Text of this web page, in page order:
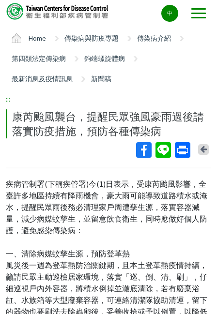
Center
block
中
Home 傳染病與防疫專題 傳染病介紹
第四類法定傳染病 鉤端螺旋體病
最新消息及疫情訊息 新聞稿
:::
康芮颱風襲台，提醒民眾強風豪雨過後請
落實防疫措施，預防各種傳染病
疾病管制署(下稱疾管署)今(1)日表示，受康芮颱風影響，全
臺許多地區持續有降雨機會，豪大雨可能導致道路積水或淹
水，提醒民眾雨後務必清理家戶周遭孳生源，落實容器減
量，減少病媒蚊孳生，並留意飲食衛生，同時應做好個人防
護，避免感染傳染病：
一、清除病媒蚊孳生源，預防登革熱
風災後一週為登革熱防治關鍵期，且本土登革熱疫情持續，
籲請民眾主動巡檢居家環境，落實「巡、倒、清、刷」，仔
細巡視戶內外容器，將積水倒掉並澈底清除，若有廢棄浴
缸、水族箱等大型廢棄容器，可連絡清潔隊協助清運，留下
的器物也要刷洗去除蟲卵後，妥善收拾或予以倒置，以降低